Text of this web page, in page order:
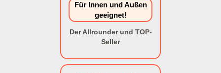
Für Innen und Außen
geeignet!
Der Allrounder und TOP-
Seller